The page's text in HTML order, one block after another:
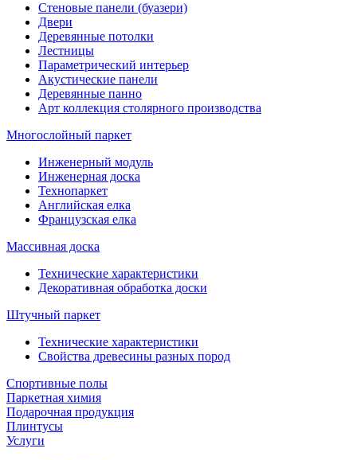
Стеновые панели (буазери)
Двери
Деревянные потолки
Лестницы
Параметрический интерьер
Акустические панели
Деревянные панно
Арт коллекция столярного производства
Многослойный паркет
Инженерный модуль
Инженерная доска
Технопаркет
Английская елка
Французская елка
Массивная доска
Технические характеристики
Декоративная обработка доски
Штучный паркет
Технические характеристики
Свойства древесины разных пород
Спортивные полы
Паркетная химия
Подарочная продукция
Плинтусы
Услуги